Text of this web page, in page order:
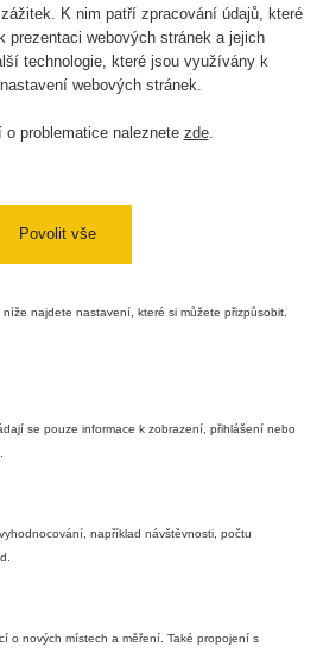
K nim patří zpracování údajů, které
prezentaci webových stránek a jejich
technologie, které jsou využívány k
webových stránek.
problematice naleznete zde.
Povolit vše
najdete nastavení, které si můžete přizpůsobit.
se pouze informace k zobrazení, přihlášení nebo
například návštěvnosti, počtu
o nových místech a měření. Také propojení s